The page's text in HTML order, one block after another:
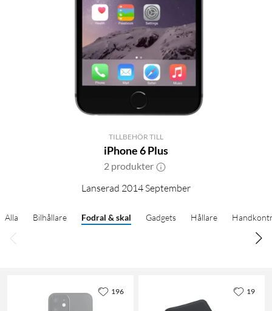
TILLBEHÖR TILL
iPhone 6 Plus
2 produkter
Lanserad 2014 September
Alla Bilhållare Fodral & skal Gadgets Hållare
196 19